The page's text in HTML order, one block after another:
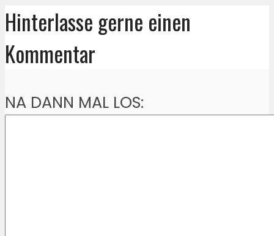
Hinterlasse gerne einen
Kommentar
NA DANN MAL LOS: